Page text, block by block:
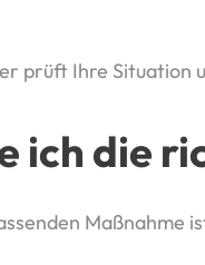
prüft Ihre Situation
ich die
Maßnahme